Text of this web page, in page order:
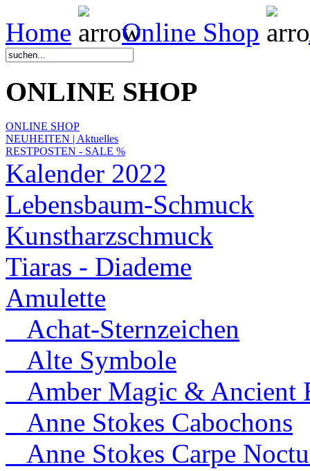
Home Online Shop
ONLINE SHOP
ONLINE SHOP
NEUHEITEN | Aktuelles
RESTPOSTEN - SALE %
Kalender 2022
Lebensbaum-Schmuck
Kunstharzschmuck
Tiaras - Diademe
Amulette
Achat-Sternzeichen
Alte Symbole
Amber Magic & Ancient
Anne Stokes Cabochons
Anne Stokes Carpe